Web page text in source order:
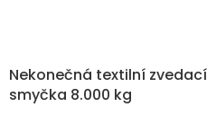
Nekonečná textilní zvedací
smyčka 8.000 kg